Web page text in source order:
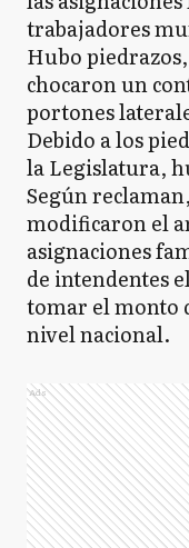
trabajadores
Hubo
chocaron un
portones
Debido a los
la Legislatura,
Según
modificaron el
asignaciones
de intendentes
tomar el monto
nivel nacional.
Ads